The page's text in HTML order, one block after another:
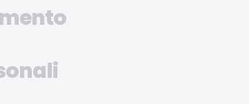
Busnago
Copernico, 2, Malacoda Zona Industriale FI, Firenze